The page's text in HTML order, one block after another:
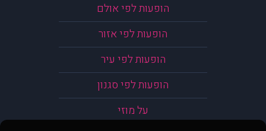
הופעות לפי אולם
הופעות לפי אזור
הופעות לפי עיר
הופעות לפי סגנון
על מוזי